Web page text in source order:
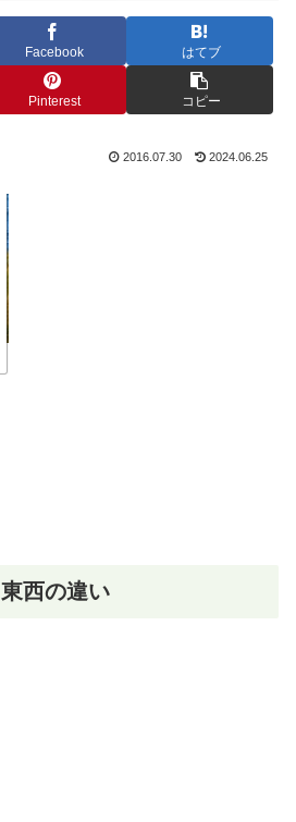
Facebook はてブ
Pinterest コピー
2016.07.30 2024.06.25
東西の違い